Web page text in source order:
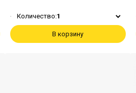
Количество:1
В корзину